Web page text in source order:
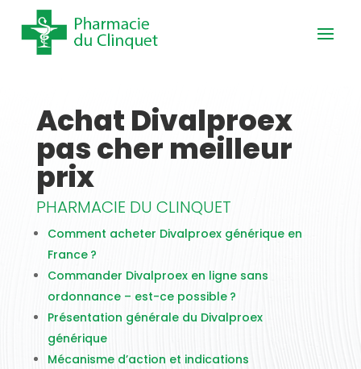
Achat Divalproex
pas cher meilleur
prix
PHARMACIE DU CLINQUET
Comment acheter Divalproex générique en
France ?
Commander Divalproex en ligne sans
ordonnance – est-ce possible ?
Présentation générale du Divalproex
générique
Mécanisme d’action et indications